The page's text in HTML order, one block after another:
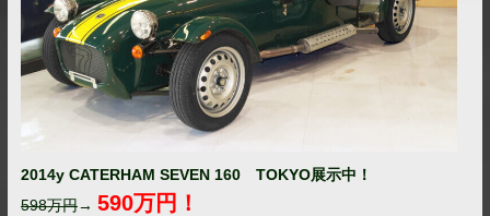
2014y CATERHAM SEVEN 160 TOKYO展示中！
598万円→ 590万円！